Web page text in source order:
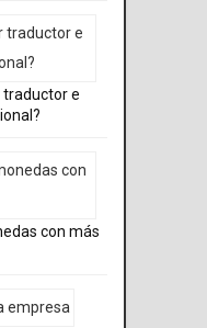
traductor e
con más